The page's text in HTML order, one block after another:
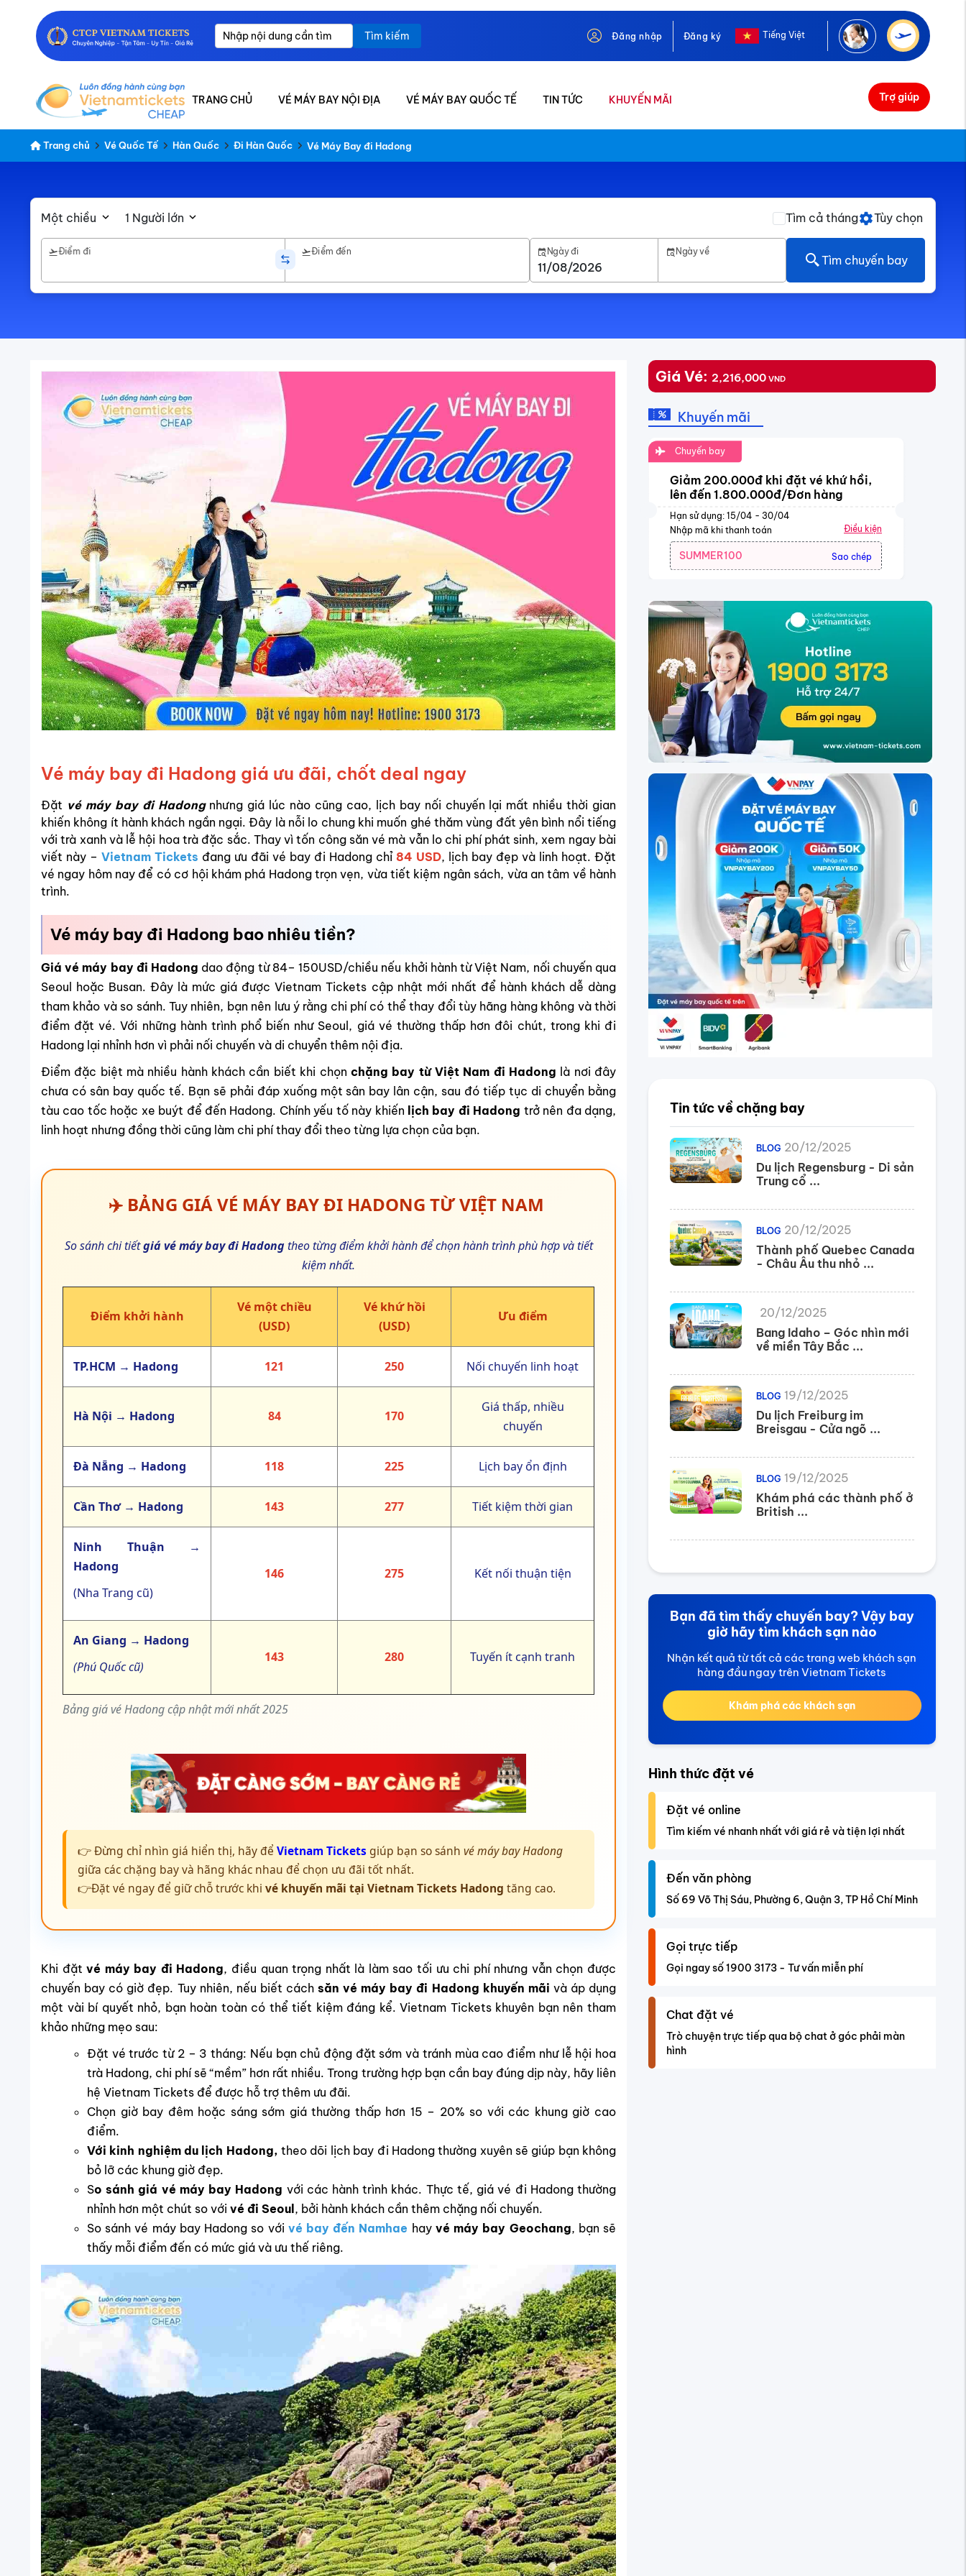
Tìm kiếm Đăng nhập Đăng ký Tiếng Việt
TRANG CHỦ VÉ MÁY BAY NỘI ĐỊA VÉ MÁY BAY QUỐC TẾ TIN TỨC KHUYẾN MÃI Trợ giúp
Trang chủ Vé Quốc Tế Hàn Quốc Đi Hàn Quốc Vé Máy Bay đi Hadong
Một chiều 1 Người lớn Tìm cả tháng Tùy chọn
Điểm đi Điểm đến Ngày đi Ngày về
Tìm chuyến bay
Vé máy bay đi Hadong giá ưu đãi, chốt deal ngay
Đặt vé máy bay đi Hadongnhưng giá lúc nào cũng cao, lịch bay nối chuyến lại mất nhiều thời gian
khiến không ít hành khách ngần ngại. Đây là nỗi lo chung khi muốn ghé thăm vùng đất yên bình nổi tiếng
với trà xanh và lễ hội hoa trà đặc sắc. Thay vì tốn công săn vé mà vẫn lo chi phí phát sinh, xem ngay bài
viết này – Vietnam Tickets đang ưu đãi vé bay đi Hadong chỉ 84 USD, lịch bay đẹp và linh hoạt. Đặt
vé ngay hôm nay để có cơ hội khám phá Hadong trọn vẹn, vừa tiết kiệm ngân sách, vừa an tâm về hành
trình.
Vé máy bay đi Hadong bao nhiêu tiền?
Giá vé máy bay đi Hadong dao động từ 84– 150USD/chiều nếu khởi hành từ Việt Nam, nối chuyến qua
Seoul hoặc Busan. Đây là mức giá được Vietnam Tickets cập nhật mới nhất để hành khách dễ dàng
tham khảo và so sánh. Tuy nhiên, bạn nên lưu ý rằng chi phí có thể thay đổi tùy hãng hàng không và thời
điểm đặt vé. Với những hành trình phổ biến như Seoul, giá vé thường thấp hơn đôi chút, trong khi đi
Hadong lại nhỉnh hơn vì phải nối chuyến và di chuyển thêm nội địa.
Điểm đặc biệt mà nhiều hành khách cần biết khi chọn chặng bay từ Việt Nam đi Hadong là nơi đây
chưa có sân bay quốc tế. Bạn sẽ phải đáp xuống một sân bay lân cận, sau đó tiếp tục di chuyển bằng
tàu cao tốc hoặc xe buýt để đến Hadong. Chính yếu tố này khiến lịch bay đi Hadong trở nên đa dạng,
linh hoạt nhưng đồng thời cũng làm chi phí thay đổi theo từng lựa chọn của bạn.
✈️ BẢNG GIÁ VÉ MÁY BAY ĐI HADONG TỪ VIỆT NAM
So sánh chi tiếtgiá vé máy bay đi Hadongtheo từng điểm khởi hành để chọn hành trình phù hợp và tiết
kiệm nhất.
Bảng giá vé Hadong cập nhật mới nhất 2025
Điểm khởi hành
Vé một chiều
(USD)
Vé khứ hồi
(USD)
Ưu điểm
TP.HCM → Hadong 121 250 Nối chuyến linh hoạt
Hà Nội → Hadong 84 170
Giá thấp, nhiều
chuyến
Đà Nẵng → Hadong 118 225 Lịch bay ổn định
Cần Thơ → Hadong 143 277 Tiết kiệm thời gian
Ninh Thuận →
Hadong
(Nha Trang cũ)
146 275 Kết nối thuận tiện
An Giang → Hadong
(Phú Quốc cũ)
143 280 Tuyến ít cạnh tranh
👉 Đừng chỉ nhìn giá hiển thị, hãy để Vietnam Tickets giúp bạn so sánh vé máy bay Hadong
giữa các chặng bay và hãng khác nhau để chọn ưu đãi tốt nhất.
👉Đặt vé ngay để giữ chỗ trước khi vé khuyến mãi tại Vietnam Tickets Hadong tăng cao.
Khi đặtvé máy bay đi Hadong, điều quan trọng nhất là làm sao tối ưu chi phí nhưng vẫn chọn được
chuyến bay có giờ đẹp. Tuy nhiên, nếu biết cách săn vé máy bay đi Hadong khuyến mãi và áp dụng
một vài bí quyết nhỏ, bạn hoàn toàn có thể tiết kiệm đáng kể. Vietnam Tickets khuyên bạn nên tham
khảo những mẹo sau:
Đặt vé trước từ 2 – 3 tháng: Nếu bạn chủ động đặt sớm và tránh mùa cao điểm như lễ hội hoa
trà Hadong, chi phí sẽ “mềm” hơn rất nhiều. Trong trường hợp bạn cần bay đúng dịp này, hãy liên
hệ Vietnam Tickets để được hỗ trợ thêm ưu đãi.
Chọn giờ bay đêm hoặc sáng sớm giá thường thấp hơn 15 – 20% so với các khung giờ cao
điểm.
Với kinh nghiệm du lịch Hadong,theo dõi lịch bay đi Hadong thường xuyên sẽ giúp bạn không
bỏ lỡ các khung giờ đẹp.
So sánh giá vé máy bay Hadong với các hành trình khác. Thực tế, giá vé đi Hadong thường
nhỉnh hơn một chút so với vé đi Seoul , bởi hành khách cần thêm chặng nối chuyến.
So sánh vé máy bay Hadong so với vé bay đến Namhae hay vé máy bay Geochang, bạn sẽ
thấy mỗi điểm đến có mức giá và ưu thế riêng.
Giá Vé: 2,216,000 VND
Khuyến mãi
Chuyến bay
Giảm 200.000đ khi đặt vé khứ hồi,
lên đến 1.800.000đ/Đơn hàng
Hạn sử dụng: 15/04 - 30/04
Nhập mã khi thanh toán
Điều kiện
SUMMER100 Sao chép
Tin tức về chặng bay
BLOG 20/12/2025
Du lịch Regensburg - Di sản
Trung cổ ...
BLOG 20/12/2025
Thành phố Quebec Canada
- Châu Âu thu nhỏ ...
20/12/2025
Bang Idaho – Góc nhìn mới
về miền Tây Bắc ...
BLOG 19/12/2025
Du lịch Freiburg im
Breisgau - Cửa ngõ ...
BLOG 19/12/2025
Khám phá các thành phố ở
British ...
Bạn đã tìm thấy chuyến bay? Vậy bay
giờ hãy tìm khách sạn nào
Nhận kết quả từ tất cả các trang web khách sạn
hàng đầu ngay trên Vietnam Tickets
Khám phá các khách sạn
Hình thức đặt vé
Đặt vé online
Tìm kiếm vé nhanh nhất với giá rẻ và tiện lợi nhất
Đến văn phòng
Số 69 Võ Thị Sáu, Phường 6, Quận 3, TP Hồ Chí Minh
Gọi trực tiếp
Gọi ngay số 1900 3173 - Tư vấn miễn phí
Chat đặt vé
Trò chuyện trực tiếp qua bộ chat ở góc phải màn
hình